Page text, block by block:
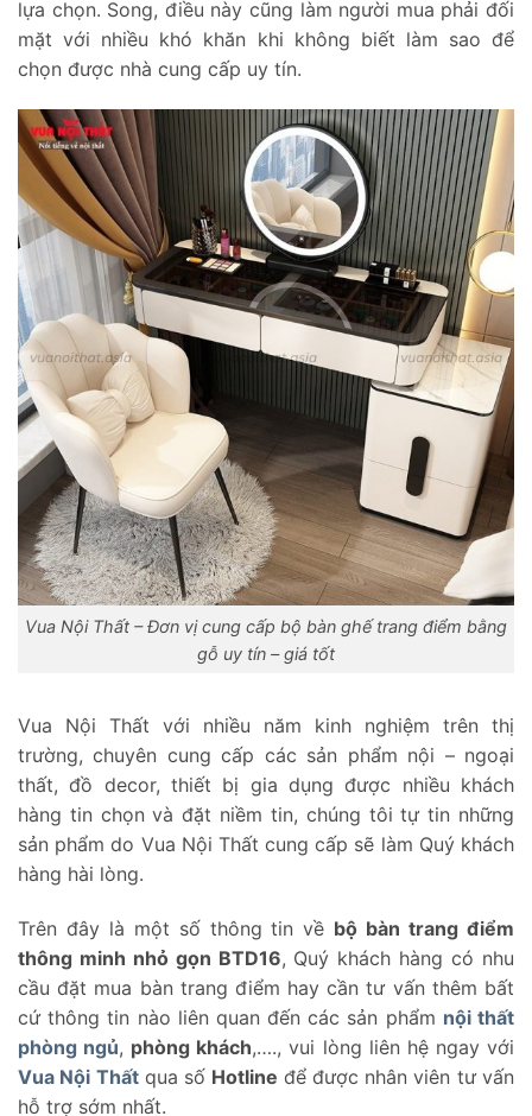
lựa chọn. Song, điều này cũng làm người mua phải đối
mặt với nhiều khó khăn khi không biết làm sao để
chọn được nhà cung cấp uy tín.
Vua Nội Thất – Đơn vị cung cấp bộ bàn ghế trang điểm bằng
gỗ uy tín – giá tốt
Vua Nội Thất với nhiều năm kinh nghiệm trên thị
trường, chuyên cung cấp các sản phẩm nội – ngoại
thất, đồ decor, thiết bị gia dụng được nhiều khách
hàng tin chọn và đặt niềm tin, chúng tôi tự tin những
sản phẩm do Vua Nội Thất cung cấp sẽ làm Quý khách
hàng hài lòng.
Trên đây là một số thông tin về bộ bàn trang điểm
thông minh nhỏ gọn BTD16, Quý khách hàng có nhu
cầu đặt mua bàn trang điểm hay cần tư vấn thêm bất
cứ thông tin nào liên quan đến các sản phẩm nội thất
phòng ngủ, phòng khách,…., vui lòng liên hệ ngay với
Vua Nội Thấtqua số Hotline để được nhân viên tư vấn
hỗ trợ sớm nhất.